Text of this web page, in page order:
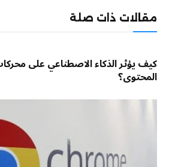
مقالات ذات صلة
كيف يؤثر الذكاء الاصطناعي على
المحتوى؟